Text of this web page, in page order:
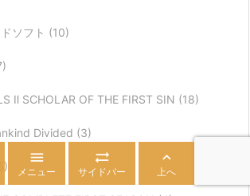
ソフト (10)
Ⅱ SCHOLAR OF THE FIRST SIN (18)
Divided (3)

メニュー

サイドバー

上へ